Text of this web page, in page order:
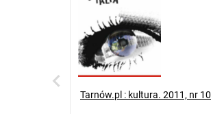
Tarnów.pl : kultura. 2011, nr 10